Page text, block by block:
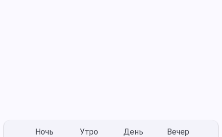
Ночь Утро День Вечер